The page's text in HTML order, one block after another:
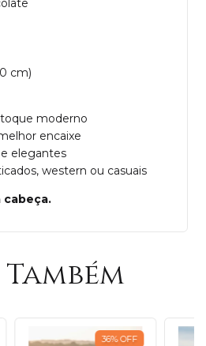
cm)
moderno
encaixe
elegantes
western ou casuais
cabeça.
36%OFF